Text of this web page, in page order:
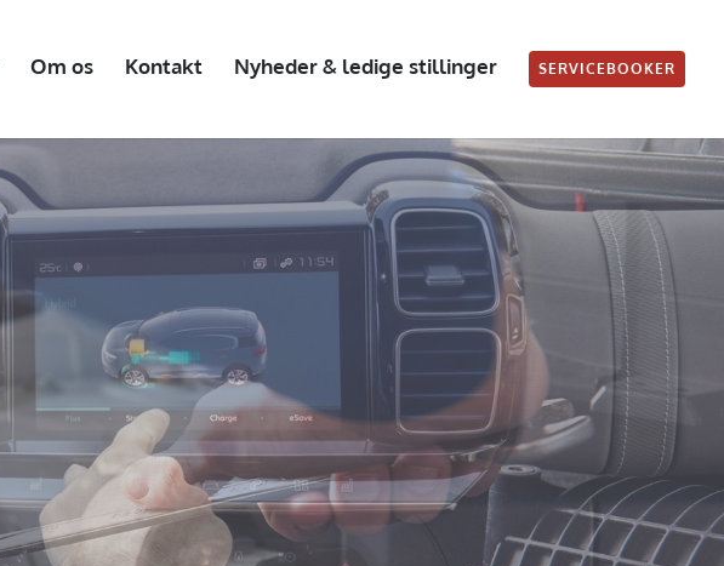
Om os Kontakt Nyheder & ledige stillinger SERVICEBOOKER